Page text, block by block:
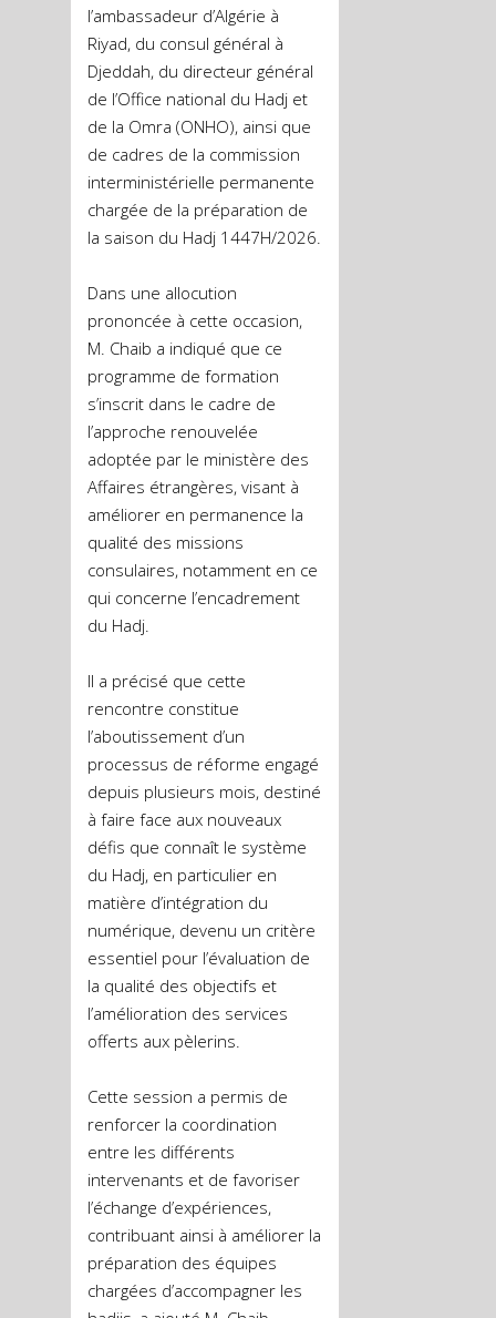
l’ambassadeur d’Algérie à
Riyad, du consul général à
Djeddah, du directeur général
de l’Office national du Hadj et
de la Omra (ONHO), ainsi que
de cadres de la commission
interministérielle permanente
chargée de la préparation de
la saison du Hadj 1447H/2026.
Dans une allocution
prononcée à cette occasion,
M. Chaib a indiqué que ce
programme de formation
s’inscrit dans le cadre de
l’approche renouvelée
adoptée par le ministère des
Affaires étrangères, visant à
améliorer en permanence la
qualité des missions
consulaires, notamment en ce
qui concerne l’encadrement
du Hadj.
Il a précisé que cette
rencontre constitue
l’aboutissement d’un
processus de réforme engagé
depuis plusieurs mois, destiné
à faire face aux nouveaux
défis que connaît le système
du Hadj, en particulier en
matière d’intégration du
numérique, devenu un critère
essentiel pour l’évaluation de
la qualité des objectifs et
l’amélioration des services
offerts aux pèlerins.
Cette session a permis de
renforcer la coordination
entre les différents
intervenants et de favoriser
l’échange d’expériences,
contribuant ainsi à améliorer la
préparation des équipes
chargées d’accompagner les